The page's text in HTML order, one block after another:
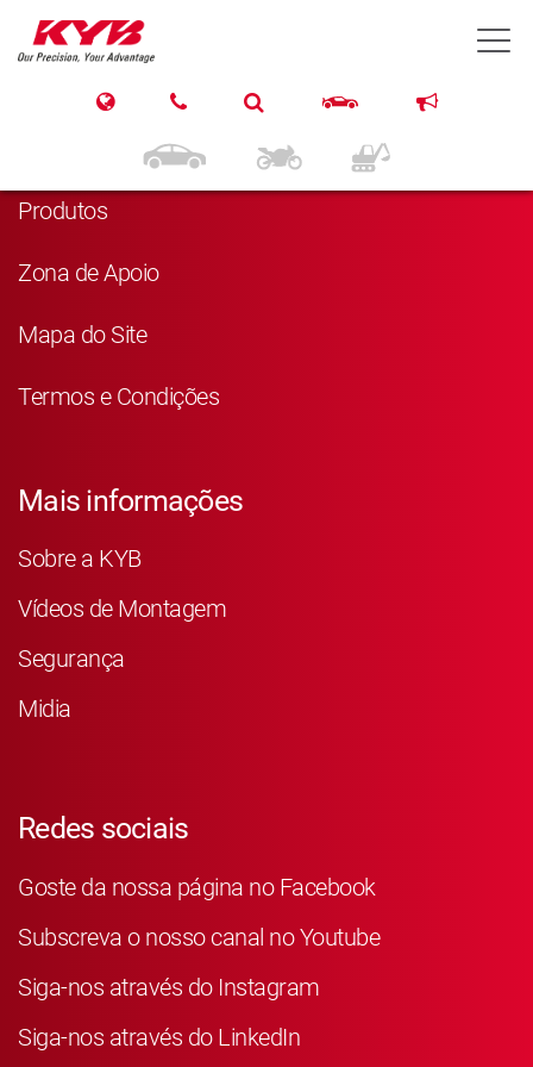
Navegação
Página Principal
Produtos
Zona de Apoio
Mapa do Site
Termos e Condições
Mais informações
Sobre a KYB
Vídeos de Montagem
Segurança
Midia
Redes sociais
Goste da nossa página no Facebook
Subscreva o nosso canal no Youtube
Siga-nos através do Instagram
Siga-nos através do LinkedIn